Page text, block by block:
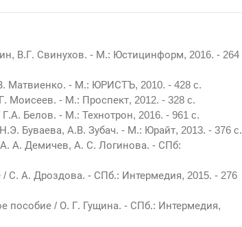
В.Г. Свинухов. - М.: Юстицинформ, 2016. - 264
Матвиенко. - М.: ЮРИСТЪ, 2010. - 428 c.
Моисеев. - М.: Проспект, 2012. - 328 c.
Белов. - М.: Технотрон, 2016. - 961 c.
Буваева, А.В. Зубач. - М.: Юрайт, 2013. - 376 c.
А. Демичев, А. С. Логинова. - СПб:
С. А. Дроздова. - СПб.: Интермедия, 2015. - 276
пособие / О. Г. Гущина. - СПб.: Интермедия,